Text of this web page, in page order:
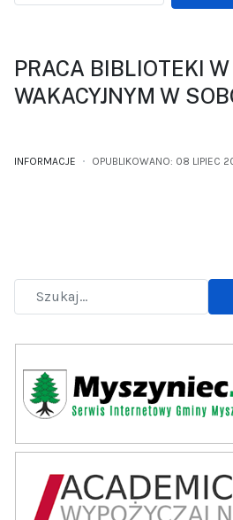
PRACA BIBLIOTEKI
WAKACYJNYM W
INFORMACJE OPUBLIKOWANO: 08 LIPIEC